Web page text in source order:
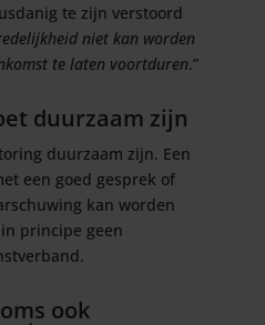
te zijn verstoord
niet kan worden
te laten voortduren.”
duurzaam zijn
duurzaam zijn. Een
een goed gesprek of
kan worden
principe geen
ook